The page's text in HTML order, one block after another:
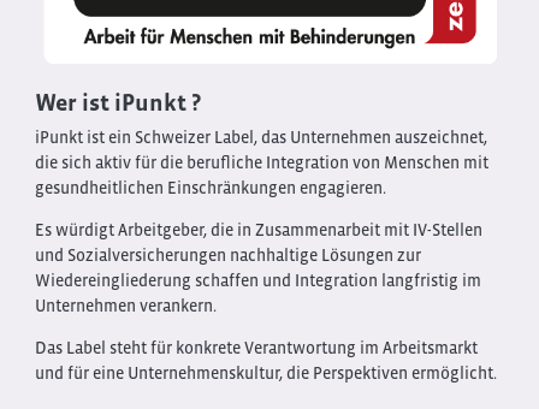
Wer ist iPunkt ?
iPunkt ist ein Schweizer Label, das Unternehmen auszeichnet,
die sich aktiv für die berufliche Integration von Menschen mit
gesundheitlichen Einschränkungen engagieren.
Es würdigt Arbeitgeber, die in Zusammenarbeit mit IV-Stellen
und Sozialversicherungen nachhaltige Lösungen zur
Wiedereingliederung schaffen und Integration langfristig im
Unternehmen verankern.
Das Label steht für konkrete Verantwortung im Arbeitsmarkt
und für eine Unternehmenskultur, die Perspektiven ermöglicht.